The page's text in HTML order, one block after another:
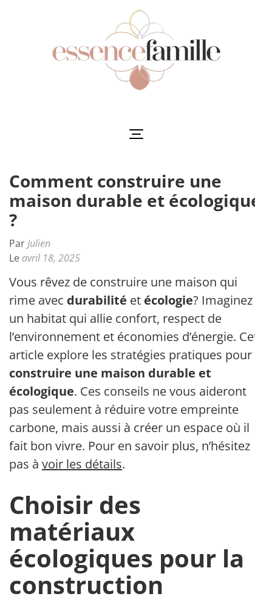
Comment construire une
maison durable et écologique
?
ParJulien
Le avril 18, 2025
Vous rêvez de construire une maison qui
rime avec durabilité et écologie? Imaginez
un habitat qui allie confort, respect de
l’environnement et économies d’énergie. Cet
article explore les stratégies pratiques pour
construire une maison durable et
écologique. Ces conseils ne vous aideront
pas seulement à réduire votre empreinte
carbone, mais aussi à créer un espace où il
fait bon vivre. Pour en savoir plus, n’hésitez
pas à voir les détails.
Choisir des
matériaux
écologiques pour la
construction